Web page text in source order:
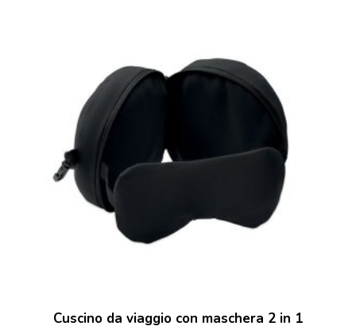
Cuscino da viaggio con maschera 2 in 1